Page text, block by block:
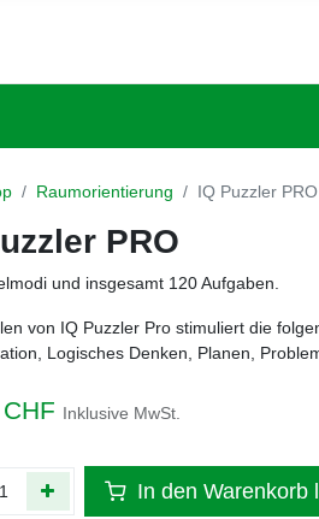
Raumorientierung IQ Puzzler PRO
PRO
und insgesamt 120 Aufgaben.
von IQ Puzzler Pro stimuliert die
Logisches Denken, Planen,
CHF Inklusive MwSt.
In den Warenkorb